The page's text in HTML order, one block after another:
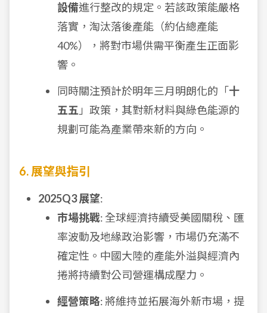
設備進行整改的規定。若該政策能嚴格
落實，淘汰落後產能（約佔總產能
40%），將對市場供需平衡產生正面影
響。
同時關注預計於明年三月明朗化的「十
五五 」政策，其對新材料與綠色能源的
規劃可能為產業帶來新的方向。
6. 展望與指引
2025Q3 展望:
市場挑戰: 全球經濟持續受美國關稅、匯
率波動及地緣政治影響，市場仍充滿不
確定性。中國大陸的產能外溢與經濟內
捲將持續對公司營運構成壓力。
經營策略: 將維持並拓展海外新市場，提